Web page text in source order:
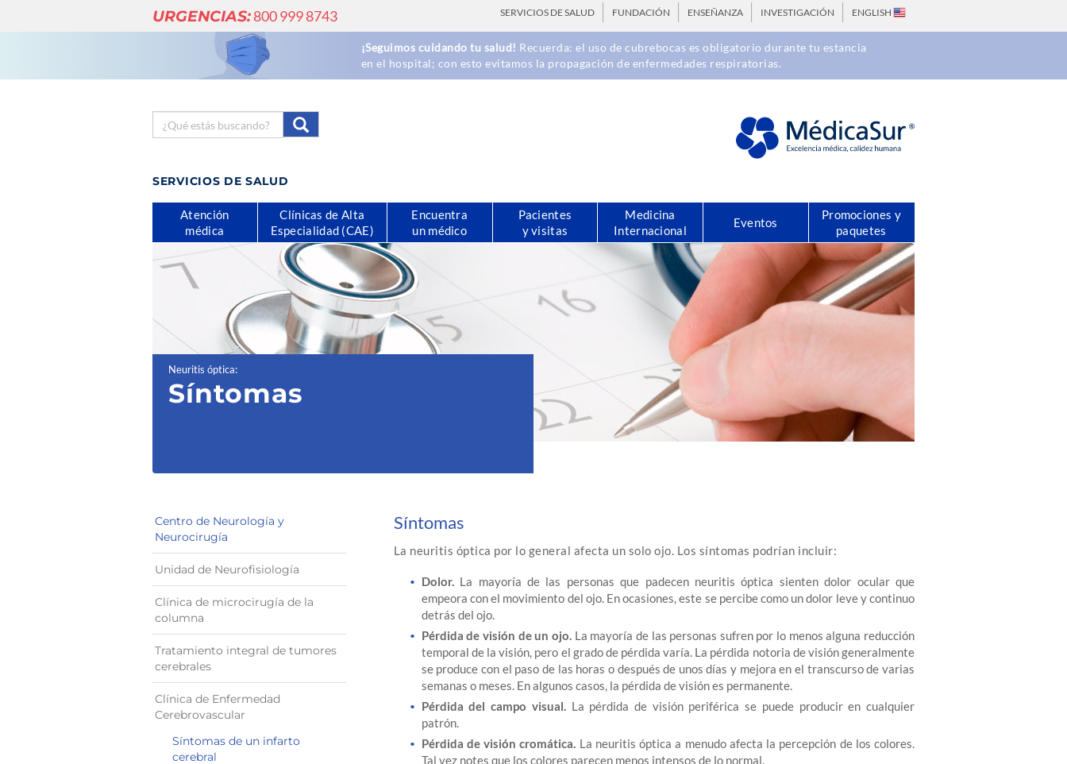
URGENCIAS:800 999 8743 SERVICIOS DE SALUD FUNDACIÓN ENSEÑANZA INVESTIGACIÓN ENGLISH
¡Seguimos cuidando tu salud! Recuerda: el uso de cubrebocas es obligatorio durante tu estancia
en el hospital; con esto evitamos la propagación de enfermedades respiratorias.
SERVICIOS DE SALUD
Atención
médica
Clínicas de Alta
Especialidad (CAE)
Encuentra
un médico
Pacientes
y visitas
Medicina
Internacional
Eventos
Promociones y
paquetes
Neuritis óptica:
Síntomas
Síntomas
La neuritis óptica por lo general afecta un solo ojo. Los síntomas podrían incluir:
Dolor.La mayoría de las personas que padecen neuritis óptica sienten dolor ocular que
empeora con el movimiento del ojo. En ocasiones, este se percibe como un dolor leve y continuo
detrás del ojo.
Pérdida de visión de un ojo.La mayoría de las personas sufren por lo menos alguna reducción
temporal de la visión, pero el grado de pérdida varía. La pérdida notoria de visión generalmente
se produce con el paso de las horas o después de unos días y mejora en el transcurso de varias
semanas o meses. En algunos casos, la pérdida de visión es permanente.
Pérdida del campo visual.La pérdida de visión periférica se puede producir en cualquier
patrón.
Pérdida de visión cromática. La neuritis óptica a menudo afecta la percepción de los colores.
Tal vez notes que los colores parecen menos intensos de lo normal.
Centro de Neurología y
Neurocirugía
Unidad de Neurofisiología
Clínica de microcirugía de la
columna
Tratamiento integral de tumores
cerebrales
Clínica de Enfermedad
Cerebrovascular
Síntomas de un infarto
cerebral